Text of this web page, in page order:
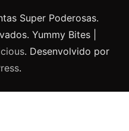
Super Poderosas.
Yummy Bites |
. Desenvolvido por
.